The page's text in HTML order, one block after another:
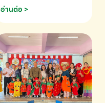
ด.ช.พัทธนันท์ พรหมพันธ์ ชั้น
อนุบาล EP K3 โรงเรียนโชคชัย
แข่งขันคณิตศาสตร์และคณิตคิด
เร็วนานาชาติ ครั้งที่ 46 ประจำปี
2569 ณ ประเทศสิงคโปร์
INTERNATIONAL
MATHEMATICS AND
MENTAL ARITHMETIC
COMPETITION 2026 - ถ้วย
อ่านต่อ >